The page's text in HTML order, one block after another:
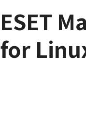
ESET
for